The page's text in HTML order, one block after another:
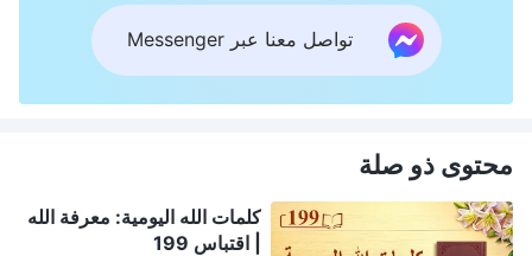
تواصل معنا عبر Messenger
محتوى ذو صلة
كلمات الله اليومية: معرفة الله
| اقتباس 199